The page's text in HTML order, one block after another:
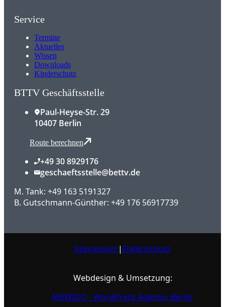
Service
Termine
Aktuelles
Wissen
Downloads
Kinderschutz
BTTV Geschäftsstelle
Paul-Heyse-Str. 29
10407 Berlin
Route berechnen
+49 30 8929176
geschaeftsstelle@bettv.de
M. Tank: +49 163 5191327
B. Gutschmann-Günther: +49 176 56917739
Impressum| Datenschutz
Webdesign & Umsetzung:
MEWIGO - WordPress Agentur Berlin